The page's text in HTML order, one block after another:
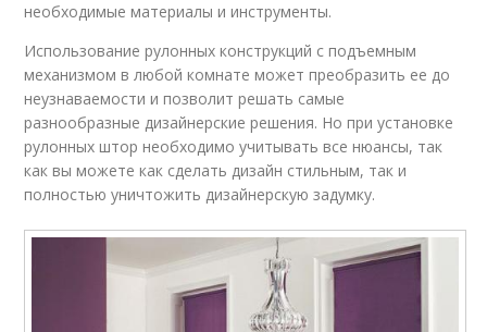
необходимые материалы и инструменты.
Использование рулонных конструкций с подъемным
механизмом в любой комнате может преобразить ее до
неузнаваемости и позволит решать самые
разнообразные дизайнерские решения. Но при установке
рулонных штор необходимо учитывать все нюансы, так
как вы можете как сделать дизайн стильным, так и
полностью уничтожить дизайнерскую задумку.